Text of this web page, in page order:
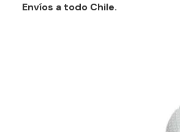
Envíos a todo Chile.